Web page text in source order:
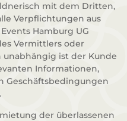
mit dem Dritten,
Verpflichtungen aus
Hamburg UG
Vermittlers oder
unabhängig ist der Kunde
Informationen,
Geschäftsbedingungen
der überlassenen